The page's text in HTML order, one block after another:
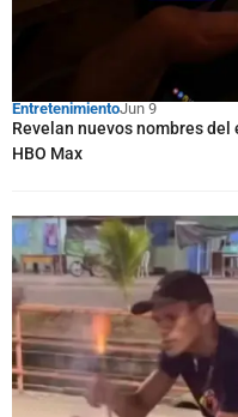
EntretenimientoJun 9
Revelan nuevos nombres
HBO Max